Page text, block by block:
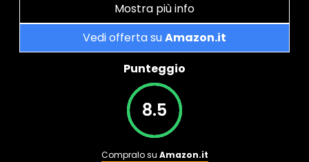
Mostra più info
Vedi offerta suAmazon.it
Punteggio
8.5
Compralo su Amazon.it